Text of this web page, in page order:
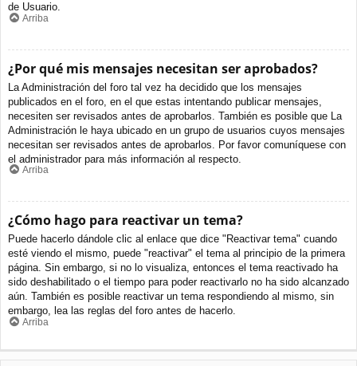
de Usuario.
Arriba
¿Por qué mis mensajes necesitan ser aprobados?
La Administración del foro tal vez ha decidido que los mensajes
publicados en el foro, en el que estas intentando publicar mensajes,
necesiten ser revisados antes de aprobarlos. También es posible que La
Administración le haya ubicado en un grupo de usuarios cuyos mensajes
necesitan ser revisados antes de aprobarlos. Por favor comuníquese con
el administrador para más información al respecto.
Arriba
¿Cómo hago para reactivar un tema?
Puede hacerlo dándole clic al enlace que dice "Reactivar tema" cuando
esté viendo el mismo, puede "reactivar" el tema al principio de la primera
página. Sin embargo, si no lo visualiza, entonces el tema reactivado ha
sido deshabilitado o el tiempo para poder reactivarlo no ha sido alcanzado
aún. También es posible reactivar un tema respondiendo al mismo, sin
embargo, lea las reglas del foro antes de hacerlo.
Arriba